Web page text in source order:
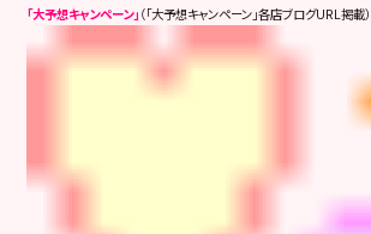
「大予想キャンペーン」 （「大予想キャンペーン」各店ブログURL掲載）